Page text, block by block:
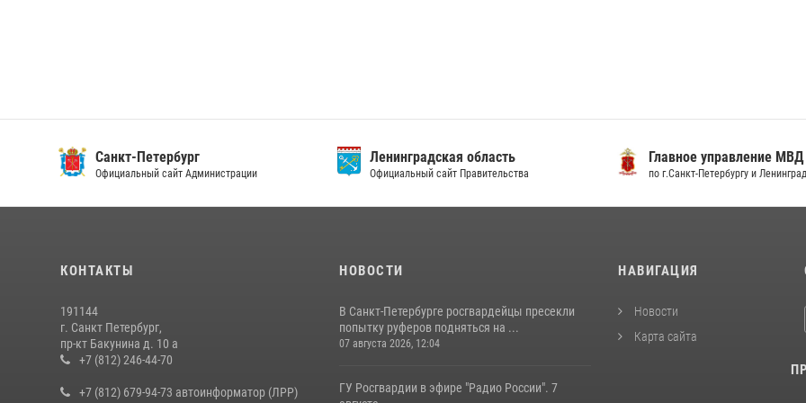
Санкт-Петербург
Официальный сайт Администрации
Ленинградская область
Официальный сайт Правительства
Главное управление МВД
по г.Санкт-Петербургу и
КОНТАКТЫ
191144
г. Санкт Петербург,
пр-кт Бакунина д. 10 а
+7 (812) 246-44-70
+7 (812) 679-94-73 автоинформатор (ЛРР)
НОВОСТИ
В Санкт-Петербурге росгвардейцы пресекли
попытку руферов подняться на ...
07 августа 2026, 12:04
ГУ Росгвардии в эфире "Радио России". 7
НАВИГАЦИЯ
Новости
Карта сайта